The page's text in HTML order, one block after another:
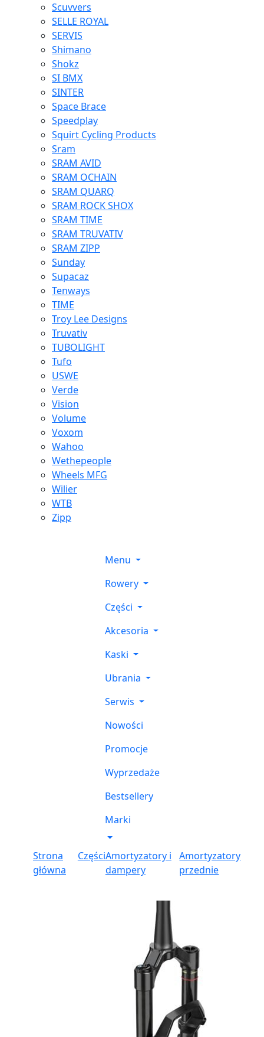
Scuvvers
SELLE ROYAL
SERVIS
Shimano
Shokz
SI BMX
SINTER
Space Brace
Speedplay
Squirt Cycling Products
Sram
SRAM AVID
SRAM OCHAIN
SRAM QUARQ
SRAM ROCK SHOX
SRAM TIME
SRAM TRUVATIV
SRAM ZIPP
Sunday
Supacaz
Tenways
TIME
Troy Lee Designs
Truvativ
TUBOLIGHT
Tufo
USWE
Verde
Vision
Volume
Voxom
Wahoo
Wethepeople
Wheels MFG
Wilier
WTB
Zipp
Menu
Rowery
Części
Akcesoria
Kaski
Ubrania
Serwis
Nowości
Promocje
Wyprzedaże
Bestsellery
Marki
Strona
główna
CzęściAmortyzatory i
dampery
Amortyzatory
przednie